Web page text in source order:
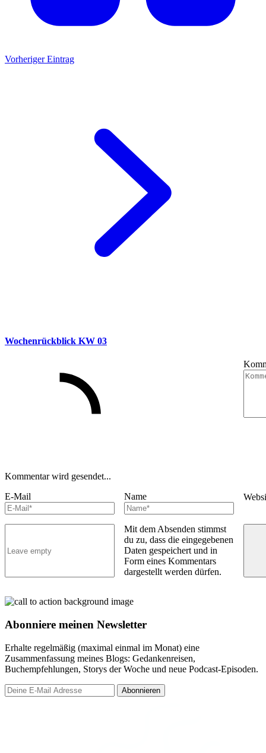
Vorheriger Eintrag
Wochenrückblick KW 03
Kommentar wird gesendet...
E-Mail Name
Mit dem Absenden stimmst
du zu, dass die eingegebenen
Daten gespeichert und in
Form eines Kommentars
dargestellt werden dürfen.
Abonniere meinen Newsletter
Erhalte regelmäßig (maximal einmal im Monat) eine
Zusammenfassung meines Blogs: Gedankenreisen,
Buchempfehlungen, Storys der Woche und neue Podcast-Episoden.
Abonnieren